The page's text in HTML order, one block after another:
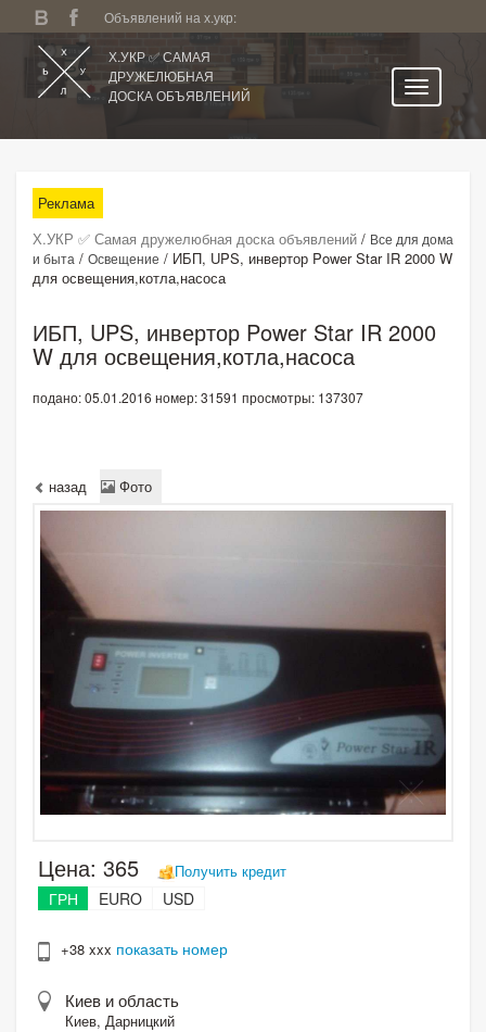
Объявлений на х.укр:
Х.УКР ✅ САМАЯ
ДРУЖЕЛЮБНАЯ
ДОСКА ОБЪЯВЛЕНИЙ
Все регионы
Категории
Избранное
Личный кабинет
Поиск по сайту
Подать объявление
Реклама
Х.УКР ✅ Самая дружелюбная доска объявлений / Все для дома
и быта / Освещение / ИБП, UPS, инвертор Power Star IR 2000 W
для освещения,котла,насоса
ИБП, UPS, инвертор Power Star IR 2000
W для освещения,котла,насоса
подано: 05.01.2016 номер: 31591 просмотры: 137307
назад Фото
Цена: 365 Получить кредит
ГРН EURO USD
+38 xxx показать номер
Киев и область
Киев, Дарницкий